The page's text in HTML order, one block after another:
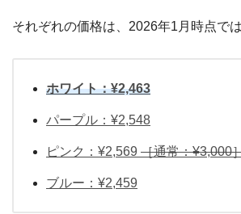
それぞれの価格は、2026年1月時点で
ホワイト：¥2,463
パープル：¥2,548
ピンク：¥2,569 ［通常：¥3,000
ブルー：¥2,459